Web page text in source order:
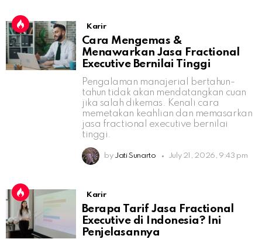
Karir
Cara Mengemas &
Menawarkan Jasa Fractional
Executive Bernilai Tinggi
Pengalaman manajerial bertahun-
tahun tidak akan mendatangkan cuan
jika salah dikemas. Kenali cara
memetakan keahlian dan memasarkan
jasa fractional executive bernilai
tinggi.
by Jati Sunarto July 21, 2026, 9:43 pm
Karir
Berapa Tarif Jasa Fractional
Executive di Indonesia? Ini
Penjelasannya